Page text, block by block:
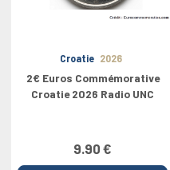
Croatie 2026
2€ Euros Commémorative
Croatie 2026 Radio UNC
9.90 €